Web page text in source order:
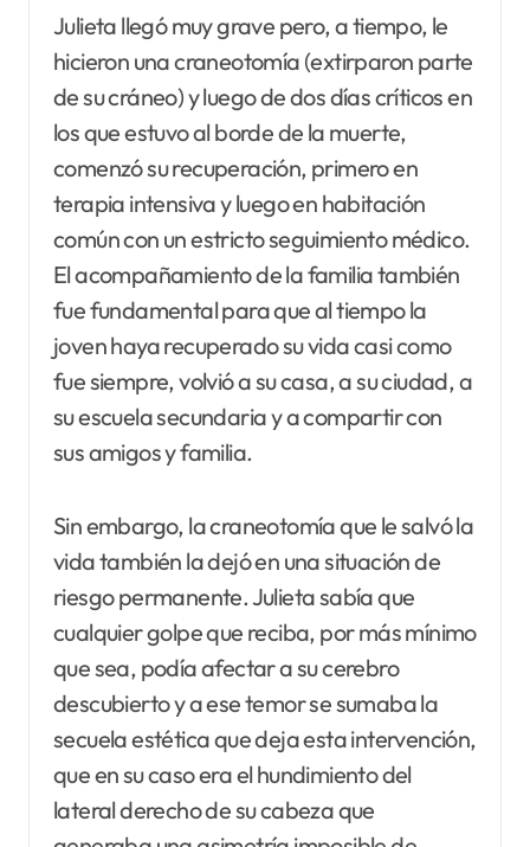
Julieta llegó muy grave pero, a tiempo, le
hicieron una craneotomía (extirparon parte
de su cráneo) y luego de dos días críticos en
los que estuvo al borde de la muerte,
comenzó su recuperación, primero en
terapia intensiva y luego en habitación
común con un estricto seguimiento médico.
El acompañamiento de la familia también
fue fundamental para que al tiempo la
joven haya recuperado su vida casi como
fue siempre, volvió a su casa, a su ciudad, a
su escuela secundaria y a compartir con
sus amigos y familia.
Sin embargo, la craneotomía que le salvó la
vida también la dejó en una situación de
riesgo permanente. Julieta sabía que
cualquier golpe que reciba, por más mínimo
que sea, podía afectar a su cerebro
descubierto y a ese temor se sumaba la
secuela estética que deja esta intervención,
que en su caso era el hundimiento del
lateral derecho de su cabeza que